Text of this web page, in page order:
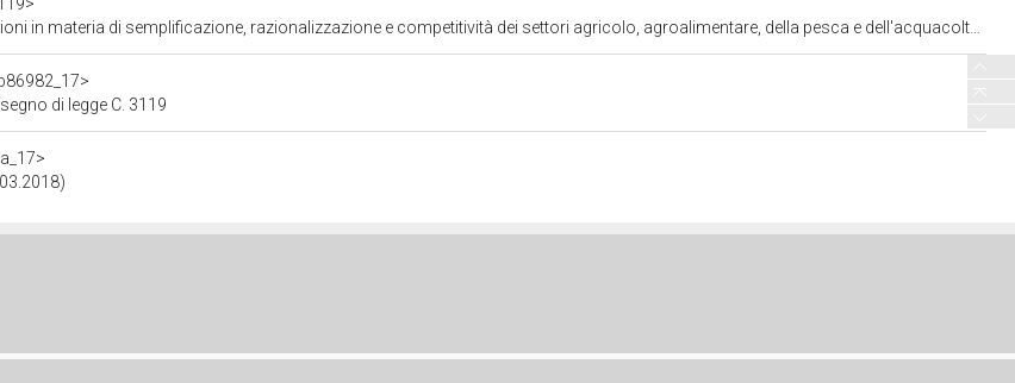
di semplificazione, razionalizzazione e competitività dei settori agricolo, agroalimentare, della pesca e dell'acquacoltura" (approvato dal Senato) (3119)
di legge C. 3119